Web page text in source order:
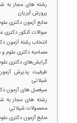
رشته های مجاز به
پرورش آبزیان
منابع آزمون دکتری
سوالات کنکور دکتری
انتخاب رشته آزمون
مصاحبه دکتری علوم
گرایش‌های دکتری
ظرفیت پذیرش
شیلاتی
سرفصل های آزمون
رشته های مجاز به
محصولات شیلاتی
منابع آزمون دکتری